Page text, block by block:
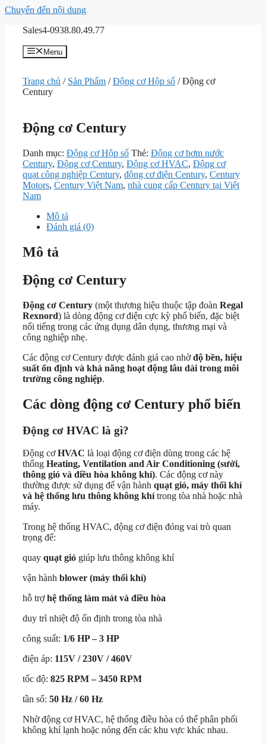
Chuyển đến nội dung
Sales4-0938.80.49.77
Menu
Trang chủ / Sản Phẩm /Động cơ Hộp số / Động cơ
Century
Động cơ Century
Danh mục: Động cơ Hộp số Thẻ: Động cơ bơm nước
Century, Động cơ Century, Động cơ HVAC, Động cơ
quạt công nghiệp Century, động cơ điện Century, Century
Motors, Century Việt Nam, nhà cung cấp Century tại Việt
Nam
Mô tả
Đánh giá (0)
Mô tả
Động cơ Century
Động cơ Century (một thương hiệu thuộc tập đoàn Regal
Rexnord) là dòng động cơ điện cực kỳ phổ biến, đặc biệt
nổi tiếng trong các ứng dụng dân dụng, thương mại và
công nghiệp nhẹ.
Các động cơ Century được đánh giá cao nhờđộ bền, hiệu
suất ổn định và khả năng hoạt động lâu dài trong môi
trường công nghiệp.
Các dòng động cơ Century phổ biến
Động cơ HVAC là gì?
Động cơHVAC là loại động cơ điện dùng trong các hệ
thống Heating, Ventilation and Air Conditioning (sưởi,
thông gió và điều hòa không khí). Các động cơ này
thường được sử dụng để vận hành quạt gió, máy thổi khí
và hệ thống lưu thông không khítrong tòa nhà hoặc nhà
máy.
Trong hệ thống HVAC, động cơ điện đóng vai trò quan
trọng để:
quay quạt gió giúp lưu thông không khí
vận hành blower (máy thổi khí)
hỗ trợhệ thống làm mát và điều hòa
duy trì nhiệt độ ổn định trong tòa nhà
công suất: 1/6 HP – 3 HP
điện áp: 115V / 230V / 460V
tốc độ: 825 RPM – 3450 RPM
tần số: 50 Hz / 60 Hz
Nhờ động cơ HVAC, hệ thống điều hòa có thể phân phối
không khí lạnh hoặc nóng đến các khu vực khác nhau.